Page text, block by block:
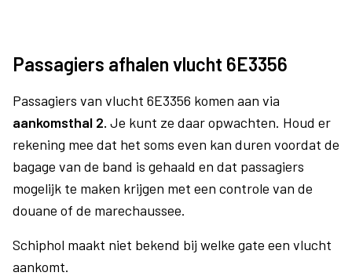
Passagiers afhalen vlucht 6E3356
Passagiers van vlucht 6E3356 komen aan via
aankomsthal 2. Je kunt ze daar opwachten. Houd er
rekening mee dat het soms even kan duren voordat de
bagage van de band is gehaald en dat passagiers
mogelijk te maken krijgen met een controle van de
douane of de marechaussee.
Schiphol maakt niet bekend bij welke gate een vlucht
aankomt.